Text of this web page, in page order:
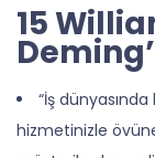
15
“İş
hizmetinizle